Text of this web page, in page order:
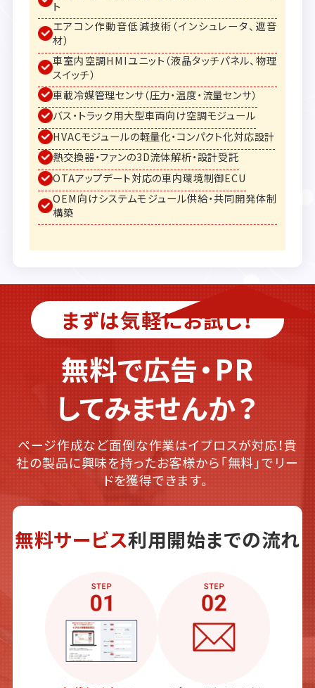
ト
エアコン作動音低減技術（インシュレータ、遮音
材）
車室内空調HMIユニット（液晶タッチパネル、物理
スイッチ）
車載冷媒管理センサ（圧力・温度・流量センサ）
バス・トラック用大型車両向け空調モジュール
HVACモジュールの軽量化・コンパクト化対応設計
熱交換器・ファンの3D流体解析・設計受託
OTAアップデート対応の車内環境制御ECU
OEM向けシステムモジュール供給・共同開発体制
構築
まずは気軽にお試し！
無料で広告・PR
してみませんか？
ページ作成など面倒な作業はイプロスが対応！貴
社の製品に興味を持ったお客様から「無料」でリー
ドを獲得できます。
無料サービス利用開始までの流れ